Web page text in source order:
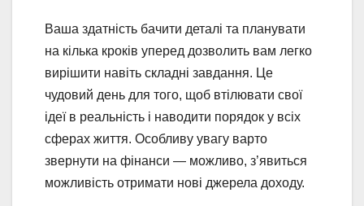
Ваша здатність бачити деталі та планувати
на кілька кроків уперед дозволить вам легко
вирішити навіть складні завдання. Це
чудовий день для того, щоб втілювати свої
ідеї в реальність і наводити порядок у всіх
сферах життя. Особливу увагу варто
звернути на фінанси — можливо, з’явиться
можливість отримати нові джерела доходу.